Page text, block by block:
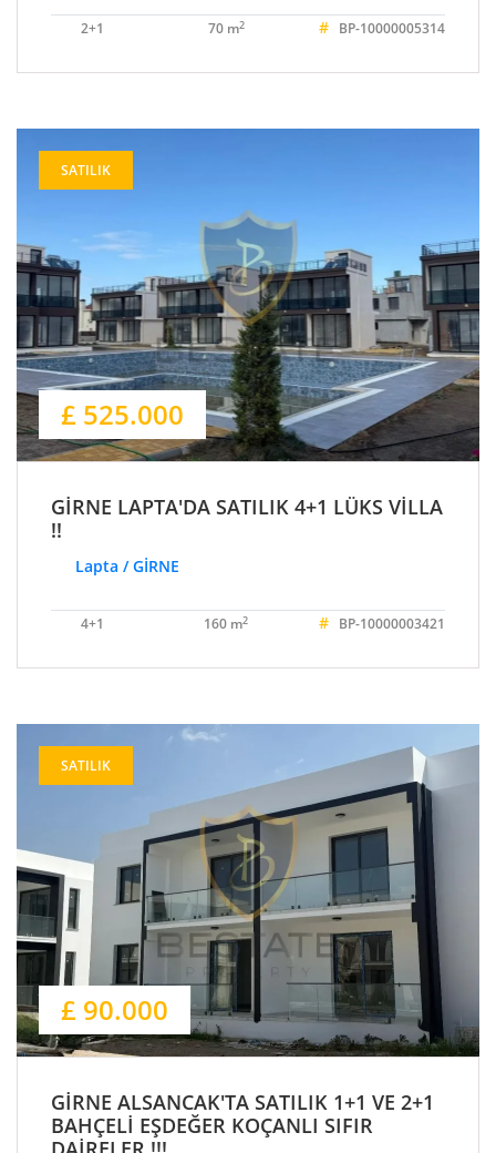
2+1 70 m2 # BP-10000005314
SATILIK
£ 525.000
GİRNE LAPTA'DA SATILIK 4+1 LÜKS VİLLA
!!
Lapta / GİRNE
4+1 160 m2 # BP-10000003421
SATILIK
£ 90.000
GİRNE ALSANCAK'TA SATILIK 1+1 VE 2+1
BAHÇELİ EŞDEĞER KOÇANLI SIFIR